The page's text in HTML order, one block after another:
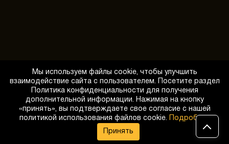
Обратный звонок
Мы используем файлы cookie, чтобы улучшить
взаимодействие сайта с пользователем. Посетите раздел
Политика конфиденциальности для получения
дополнительной информации. Нажимая на кнопку
«принять», вы подтверждаете свое согласие с нашей
политикой использования файлов cookie.
Подробнее
Принять